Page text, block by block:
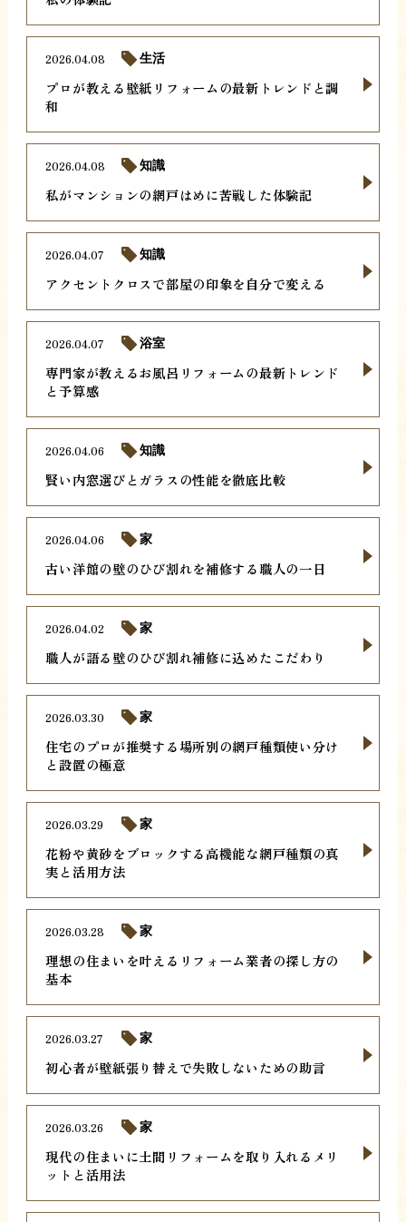
プロが教える壁紙リフォームの最新トレンドと調
和
2026.04.08 生活
私がマンションの網戸はめに苦戦した体験記
2026.04.08 知識
アクセントクロスで部屋の印象を自分で変える
2026.04.07 知識
専門家が教えるお風呂リフォームの最新トレンド
と予算感
2026.04.07 浴室
賢い内窓選びとガラスの性能を徹底比較
2026.04.06 知識
古い洋館の壁のひび割れを補修する職人の一日
2026.04.06 家
職人が語る壁のひび割れ補修に込めたこだわり
2026.04.02 家
住宅のプロが推奨する場所別の網戸種類使い分け
と設置の極意
2026.03.30 家
花粉や黄砂をブロックする高機能な網戸種類の真
実と活用方法
2026.03.29 家
理想の住まいを叶えるリフォーム業者の探し方の
基本
2026.03.28 家
初心者が壁紙張り替えで失敗しないための助言
2026.03.27 家
現代の住まいに土間リフォームを取り入れるメリ
ットと活用法
2026.03.26 家